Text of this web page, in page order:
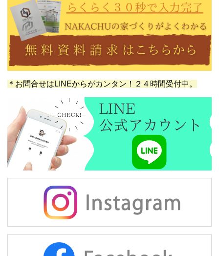
＊お問合せはLINEからがカンタン！２４時間受付中。